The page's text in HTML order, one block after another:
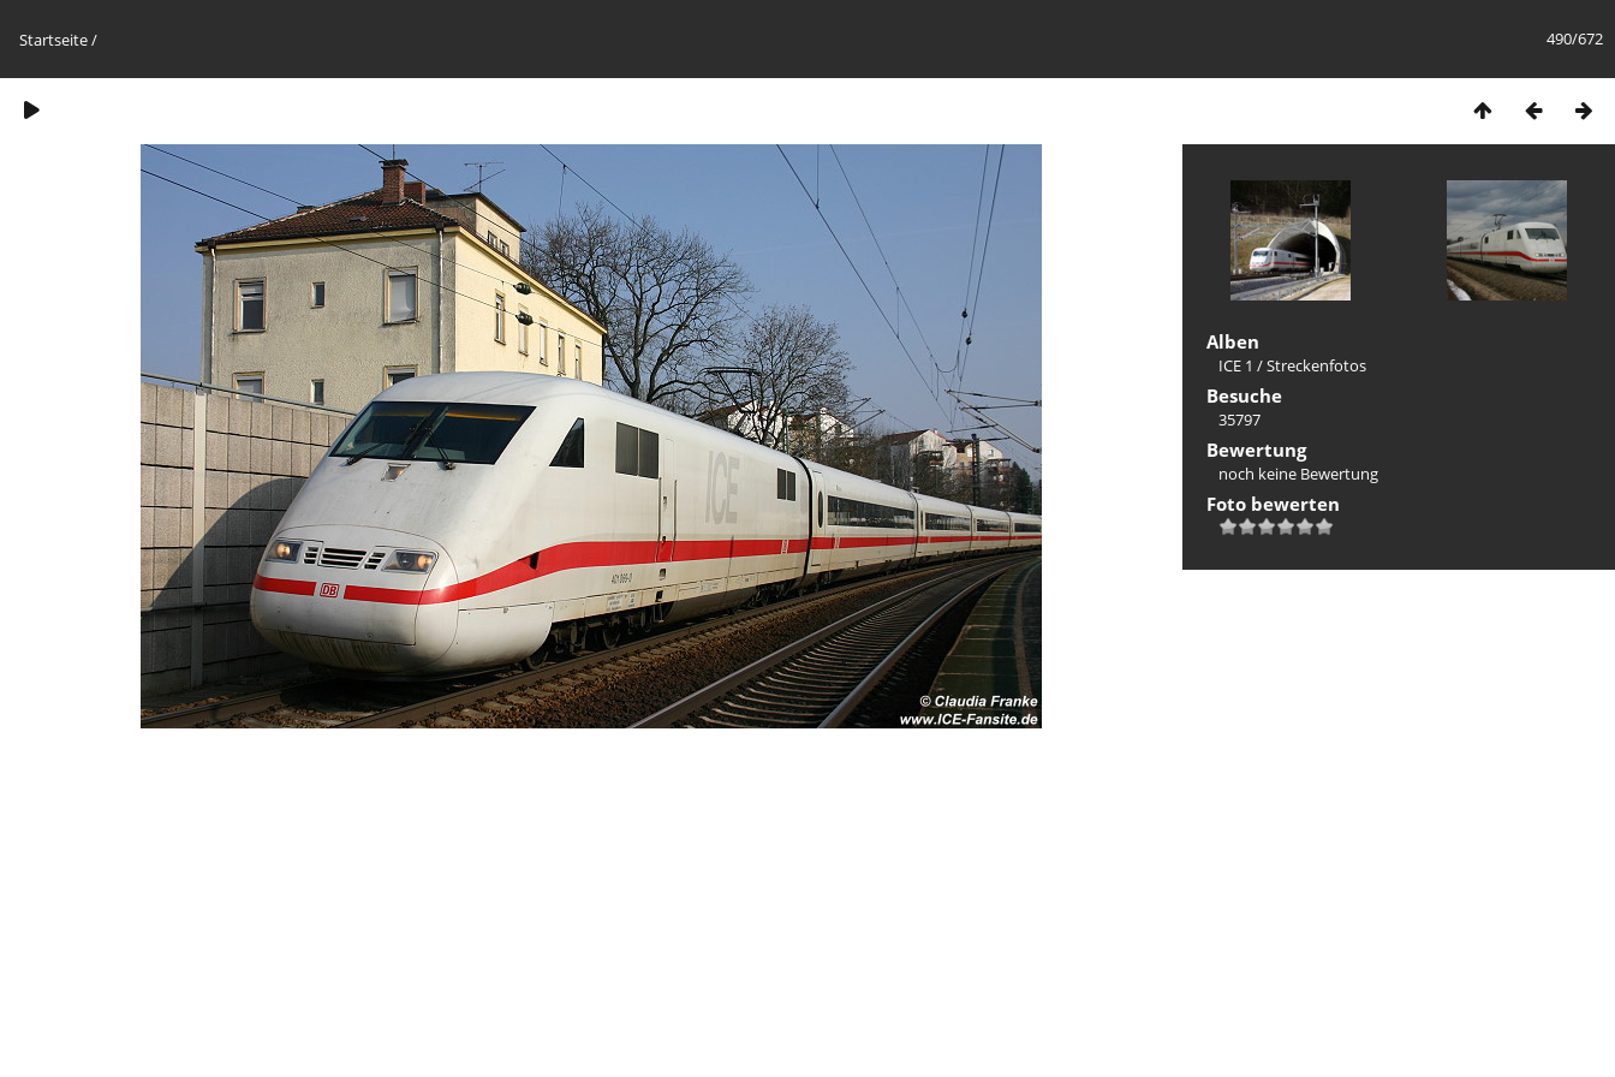
490/672
Startseite/
Alben
ICE 1 /Streckenfotos
Besuche
35797
Bewertung
noch keine Bewertung
Foto bewerten